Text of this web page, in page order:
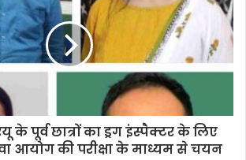
पूर्व छात्रों का ड्रग इंस्पैक्टर के लिए
आयोग की परीक्षा के माध्यम से चयन